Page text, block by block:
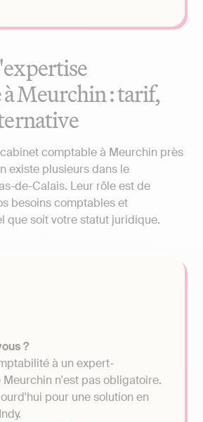
Meurchin : tarif,
comptable à Meurchin près
existe plusieurs dans le
de-Calais. Leur rôle est de
besoins comptables et
que soit votre statut juridique.
?
à un expert-
n'est pas obligatoire.
pour une solution en